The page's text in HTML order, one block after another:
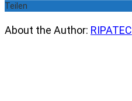
Teilen
About the Author: RIPATEC